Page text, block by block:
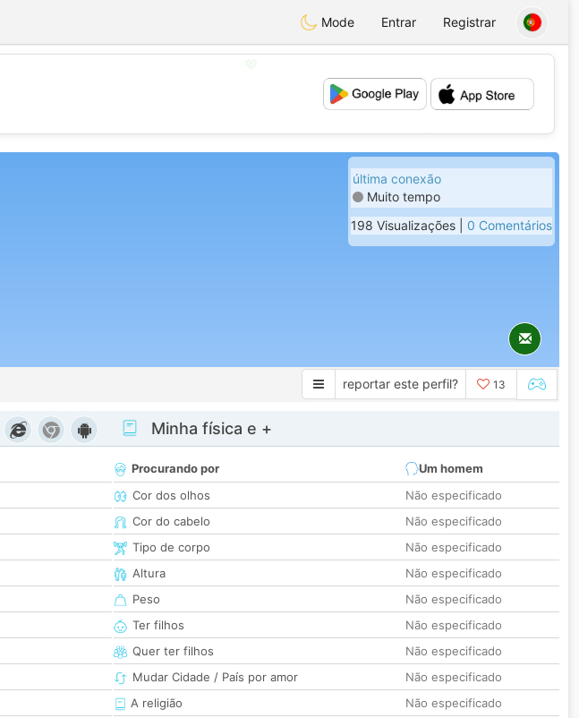
Mode Entrar Registrar
💕
última conexão
Muito tempo
198 Visualizações | 0 Comentários
reportar este perfil? 13
Minha física e +
Procurando por
Um homem
Cor dos olhos
Não especificado
Cor do cabelo
Não especificado
Tipo de corpo
Não especificado
Altura
Não especificado
Peso
Não especificado
Ter filhos
Não especificado
Quer ter filhos
Não especificado
Mudar Cidade / País por amor
Não especificado
A religião
Não especificado